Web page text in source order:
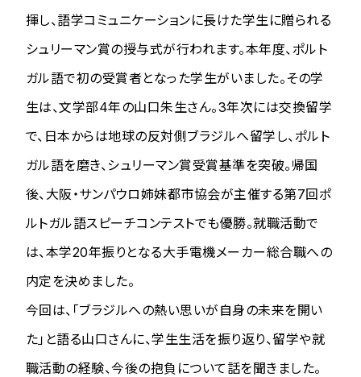
揮し、語学コミュニケーションに長けた学生に贈られる
シュリーマン賞の授与式が行われます。本年度、ポルト
ガル語で初の受賞者となった学生がいました。その学
生は、文学部4年の山口朱生さん。3年次には交換留学
で、日本からは地球の反対側ブラジルへ留学し、ポルト
ガル語を磨き、シュリーマン賞受賞基準を突破。帰国
後、大阪・サンパウロ姉妹都市協会が主催する第7回ポ
ルトガル語スピーチコンテストでも優勝。就職活動で
は、本学20年振りとなる大手電機メーカー総合職への
内定を決めました。
今回は、「ブラジルへの熱い思いが自身の未来を開い
た」と語る山口さんに、学生生活を振り返り、留学や就
職活動の経験、今後の抱負について話を聞きました。